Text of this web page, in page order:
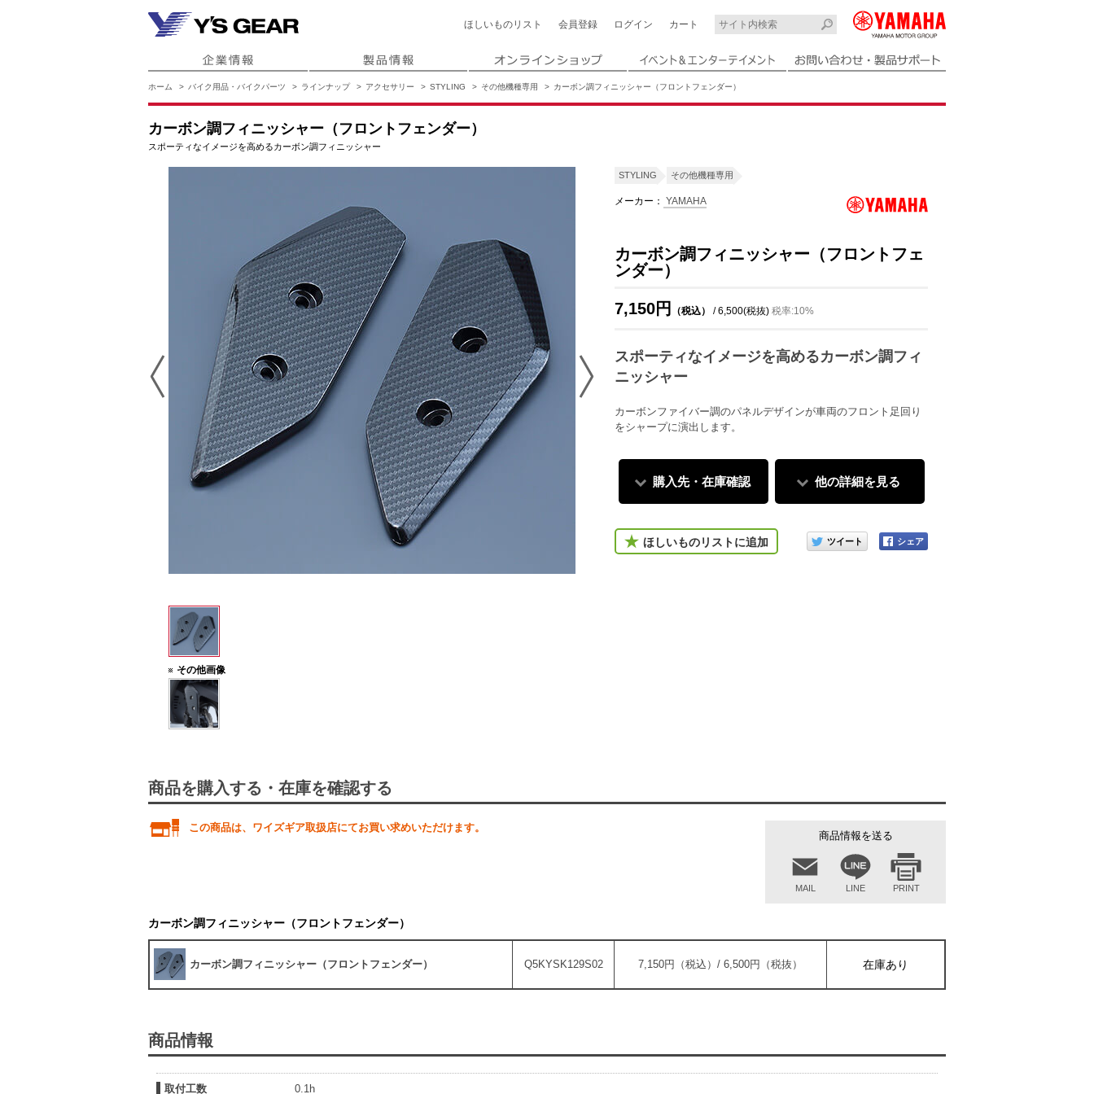
ほしいもの リスト 会員登録 ログイン カート
ホーム バイク用品・バイクパーツ ラインナップ アクセサリー STYLING その他機種専用 カーボン調フィニッシャー（フロントフェンダー）
カーボン調フィニッシャー（フロントフェンダー）
スポーティなイメージを高めるカーボン調フィニッシャー
STYLING その他機種専用
メーカー： YAMAHA
カーボン調フィニッシャー（フロントフェ
ンダー）
7,150円 （税込） / 6,500(税抜) 税率:10%
スポーティなイメージを高めるカーボン調フィ
ニッシャー
カーボンファイバー調のパネルデザインが車両のフロント足回り
をシャープに演出します。
購入先・在庫確認 他の詳細を見る
ほしいものリストに追加
このアイテムをシェアする
その他画像
商品を購入する・在庫を確認する
商品情報を送る
MAIL LINE PRINT
この商品は、ワイズギア取扱店にてお買い求めいただけます。
カーボン調フィニッシャー（フロントフェンダー）
カーボン調フィニッシャー（フロントフェンダー） Q5KYSK129S02 7,150円（税込）/ 6,500円（税抜） 在庫あり
商品情報
取付工数 0.1h